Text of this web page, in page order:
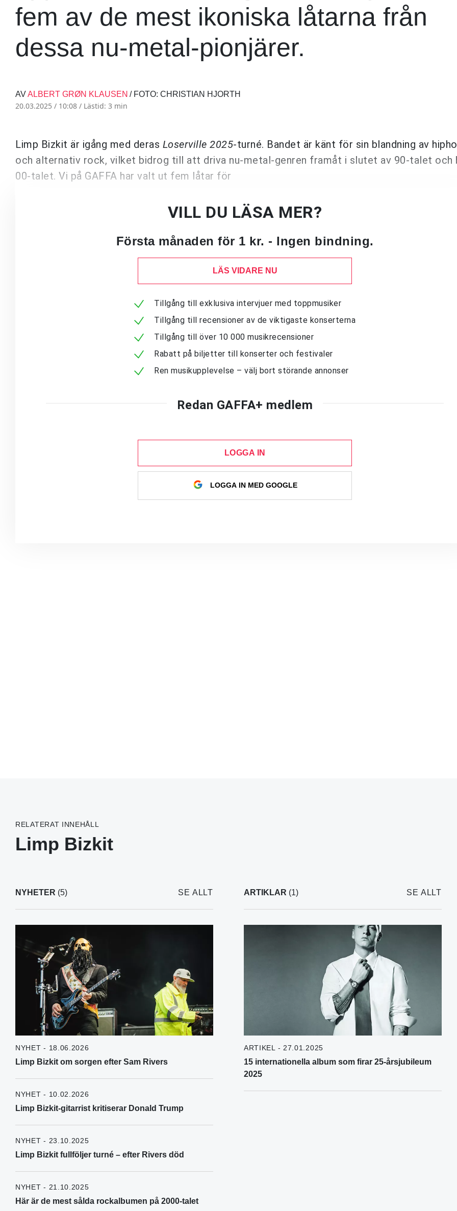
fem av de mest ikoniska låtarna från
dessa nu-metal-pionjärer.
AVALBERT GRØN KLAUSEN / FOTO: CHRISTIAN HJORTH
20.03.2025 / 10:08 / Lästid: 3 min
Limp Bizkit är igång med deras Loserville 2025-turné. Bandet är känt för sin blandning av
och alternativ rock, vilket bidrog till att driva nu-metal-genren framåt i slutet av 90-talet och
00-talet. Vi på GAFFA har valt ut fem låtar för
VILL DU LÄSA MER?
Första månaden för 1 kr. - Ingen bindning.
LÄS VIDARE NU
Tillgång till exklusiva intervjuer med toppmusiker
Tillgång till recensioner av de viktigaste konserterna
Tillgång till över 10 000 musikrecensioner
Rabatt på biljetter till konserter och festivaler
Ren musikupplevelse – välj bort störande annonser
Redan GAFFA+ medlem
LOGGA IN
LOGGA IN MED GOOGLE
RELATERAT INNEHÅLL
Limp Bizkit
NYHETER (5) SE ALLT
NYHET - 18.06.2026
Limp Bizkit om sorgen efter Sam Rivers
NYHET - 10.02.2026
Limp Bizkit-gitarrist kritiserar Donald Trump
NYHET - 23.10.2025
Limp Bizkit fullföljer turné – efter Rivers död
NYHET - 21.10.2025
Här är de mest sålda rockalbumen på 2000-talet
ARTIKLAR (1) SE ALLT
ARTIKEL - 27.01.2025
15 internationella album som firar 25-årsjubileum
2025